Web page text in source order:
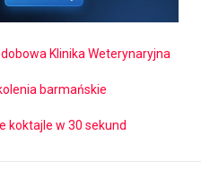
Klinika Weterynaryjna
barmańskie
koktajle w 30 sekund